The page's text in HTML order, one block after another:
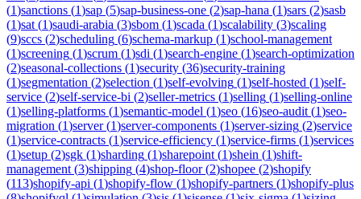
(1)sanctions (1)sap (5)sap-business-one (2)sap-hana (1)sars (2)sasb
(1)sat (1)saudi-arabia (3)sbom (1)scada (1)scalability (3)scaling
(9)sccs (2)scheduling (6)schema-markup (1)school-management
(1)screening (1)scrum (1)sdi (1)search-engine (1)search-optimization
(2)seasonal-collections (1)security (36)security-training
(1)segmentation (2)selection (1)self-evolving (1)self-hosted (1)self-
service (2)self-service-bi (2)seller-metrics (1)selling (1)selling-online
(1)selling-platforms (1)semantic-model (1)seo (16)seo-audit (1)seo-
migration (1)server(1)server-components (1)server-sizing (2)service
(1)service-contracts (1)service-efficiency (1)service-firms (1)services
(1)setup (2)sgk (1)sharding (1)sharepoint (1)shein (1)shift-
management (3)shipping (4)shop-floor(2)shopee (2)shopify
(113)shopify-api (1)shopify-flow (1)shopify-partners (1)shopify-plus